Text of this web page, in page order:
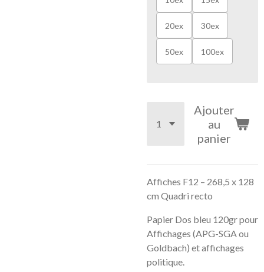
20ex 30ex
50ex 100ex
Ajouter
au
panier
Affiches F12 – 268,5 x 128
cm Quadri recto
Papier Dos bleu 120gr pour
Affichages (APG-SGA ou
Goldbach) et affichages
politique.